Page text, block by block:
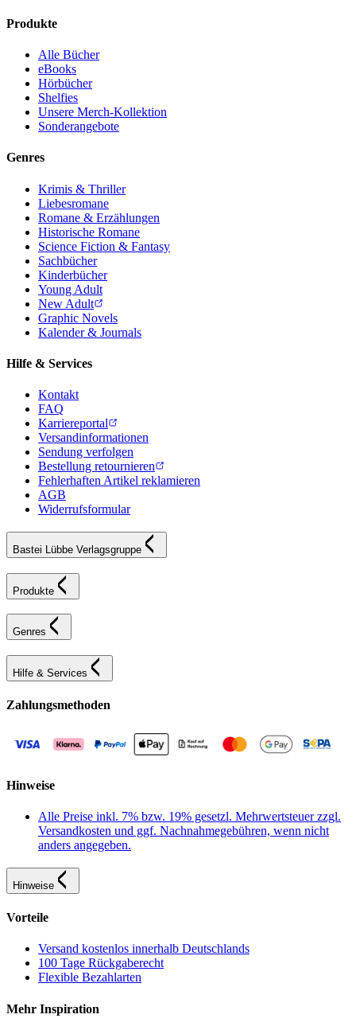
Produkte
Alle Bücher
eBooks
Hörbücher
Shelfies
Unsere Merch-Kollektion
Sonderangebote
Genres
Krimis & Thriller
Liebesromane
Romane & Erzählungen
Historische Romane
Science Fiction & Fantasy
Sachbücher
Kinderbücher
Young Adult
New Adult
Graphic Novels
Kalender & Journals
Hilfe & Services
Kontakt
FAQ
Karriereportal
Versandinformationen
Sendung verfolgen
Bestellung retournieren
Fehlerhaften Artikel reklamieren
AGB
Widerrufsformular
Bastei Lübbe Verlagsgruppe
Produkte
Genres
Hilfe & Services
Zahlungsmethoden
Hinweise
Alle Preise inkl. 7% bzw. 19% gesetzl. Mehrwertsteuer zzgl.
Versandkosten und ggf. Nachnahmegebühren, wenn nicht
anders angegeben.
Hinweise
Vorteile
Versand kostenlos innerhalb Deutschlands
100 Tage Rückgaberecht
Flexible Bezahlarten
Mehr Inspiration